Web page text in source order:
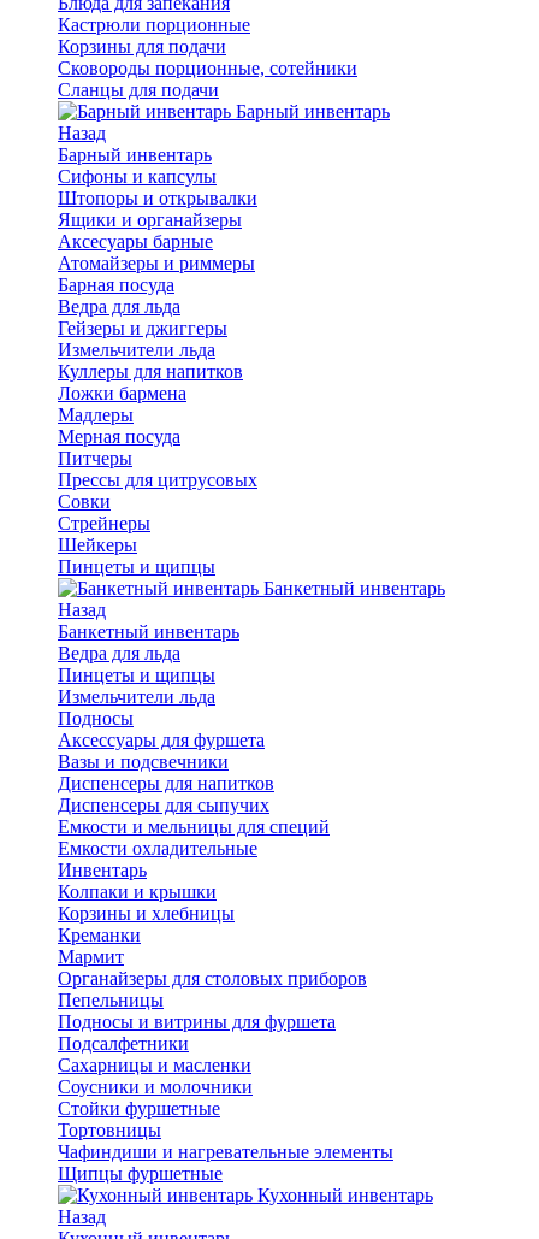
Кастрюли порционные
Корзины для подачи
Сковороды порционные, сотейники
Сланцы для подачи
Барный инвентарь
Назад
Барный инвентарь
Сифоны и капсулы
Штопоры и открывалки
Ящики и органайзеры
Аксесуары барные
Атомайзеры и риммеры
Барная посуда
Ведра для льда
Гейзеры и джиггеры
Измельчители льда
Куллеры для напитков
Ложки бармена
Мадлеры
Мерная посуда
Питчеры
Прессы для цитрусовых
Совки
Стрейнеры
Шейкеры
Пинцеты и щипцы
Банкетный инвентарь
Назад
Банкетный инвентарь
Ведра для льда
Пинцеты и щипцы
Измельчители льда
Подносы
Аксессуары для фуршета
Вазы и подсвечники
Диспенсеры для напитков
Диспенсеры для сыпучих
Емкости и мельницы для специй
Емкости охладительные
Инвентарь
Колпаки и крышки
Корзины и хлебницы
Креманки
Мармит
Органайзеры для столовых приборов
Пепельницы
Подносы и витрины для фуршета
Подсалфетники
Сахарницы и масленки
Соусники и молочники
Стойки фуршетные
Тортовницы
Чафиндиши и нагревательные элементы
Щипцы фуршетные
Кухонный инвентарь
Назад